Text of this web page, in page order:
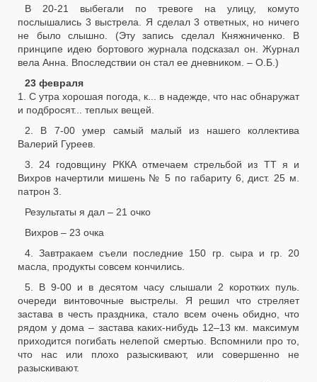
В 20-21 выбегали по тревоге на улицу, комуто
послышались 3 выстрела. Я сделал 3 ответных, но ничего
не было слышно. (Эту запись сделал Княжниченко. В
принципе идею бортового журнала подсказал он. Журнал
вела Анна. Впоследствии он стал ее дневником. – О.Б.)
23 февраля
1. С утра хорошая погода, к... в надежде, что нас обнаружат
и подбросят... теплых вещей.
2. В 7-00 умер самый малый из нашего коллектива
Валерий Гуреев.
3. 24 годовщину РККА отмечаем стрельбой из ТТ я и
Вихров начертили мишень № 5 по габариту 6, дист. 25 м.
патрон 3.
Результаты я дал – 21 очко
Вихров – 23 очка
4. Завтракаем съели последние 150 гр. сыра и гр. 20
масла, продукты совсем кончились.
5. В 9-00 и в десятом часу слышали 2 коротких пуль.
очереди винтовочные выстрелы. Я решил что стреляет
застава в честь праздника, стало всем очень обидно, что
рядом у дома – застава каких-нибудь 12–13 км. максимум
приходится погибать нелепой смертью. Вспомнили про то,
что нас или плохо разыскивают, или совершенно не
разыскивают.